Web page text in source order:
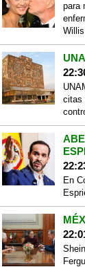
para
Willis
citas
En